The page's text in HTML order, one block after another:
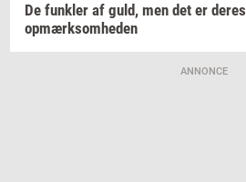
De funk­ler af guld, men det er deres
op­mærk­som­he­den
ANNONCE